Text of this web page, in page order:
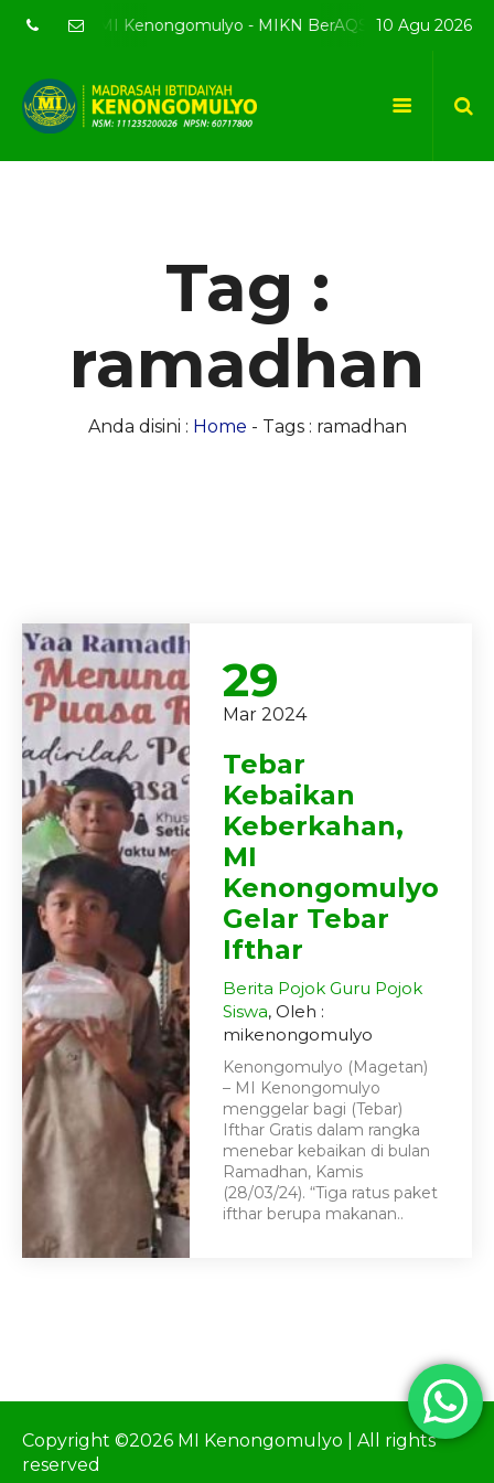
resmi MI Kenongomulyo - MIKN BerAQSI Beradab10 Agu 2026
Tag :
ramadhan
Anda disini : Home - Tags : ramadhan
29
Mar 2024
Tebar
Kebaikan
Keberkahan,
MI
Kenongomulyo
Gelar Tebar
Ifthar
Berita Pojok Guru Pojok
Siswa, Oleh :
mikenongomulyo
Kenongomulyo (Magetan)
– MI Kenongomulyo
menggelar bagi (Tebar)
Ifthar Gratis dalam rangka
menebar kebaikan di bulan
Ramadhan, Kamis
(28/03/24). “Tiga ratus paket
ifthar berupa makanan..
Copyright ©2026 MI Kenongomulyo | All rights
reserved